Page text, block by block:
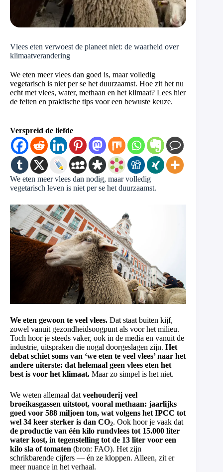
Vlees eten verwoest de planeet niet: de waarheid over
klimaatverandering
We eten meer vlees dan goed is, maar volledig
vegetarisch is niet per se het duurzaamst. Hoe zit het nu
echt met vlees, water, methaan en het klimaat? Lees hier
de feiten en praktische tips voor een bewuste keuze.
Verspreid de liefde
We eten meer vlees dan nodig, maar volledig
vegetarisch leven is niet per se het duurzaamst.
We eten gewoon te veel vlees. Dat staat buiten kijf,
zowel vanuit gezondheidsoogpunt als voor het milieu.
Toch hoor je steeds vaker, ook in de media en vanuit de
industrie, uitspraken die nogal doorgeslagen zijn. Het
debat schiet soms van ‘we eten te veel vlees’ naar het
andere uiterste: dat helemaal geen vlees eten het
best is voor het klimaat. Maar zo simpel is het niet.
We weten allemaal datveehouderij veel
broeikasgassen uitstoot, vooral methaan: jaarlijks
goed voor 588 miljoen ton, wat volgens het IPCC tot
wel 34 keer sterker is dan CO2. Ook hoor je vaak dat
de productie van één kilo rundvlees tot 15.000 liter
water kost, in tegenstelling tot de 13 liter voor een
kilo sla of tomaten (bron: FAO). Het zijn
schrikbarende cijfers — én ze kloppen. Alleen, zit er
meer nuance in het verhaal.